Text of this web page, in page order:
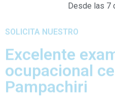
Desde las 7
SOLICITA NUESTRO
Excelente
ocupacional
Pampachiri